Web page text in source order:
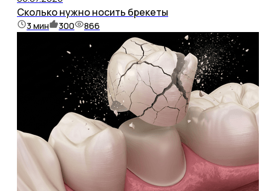
Сколько нужно носить брекеты
3 мин 300 866